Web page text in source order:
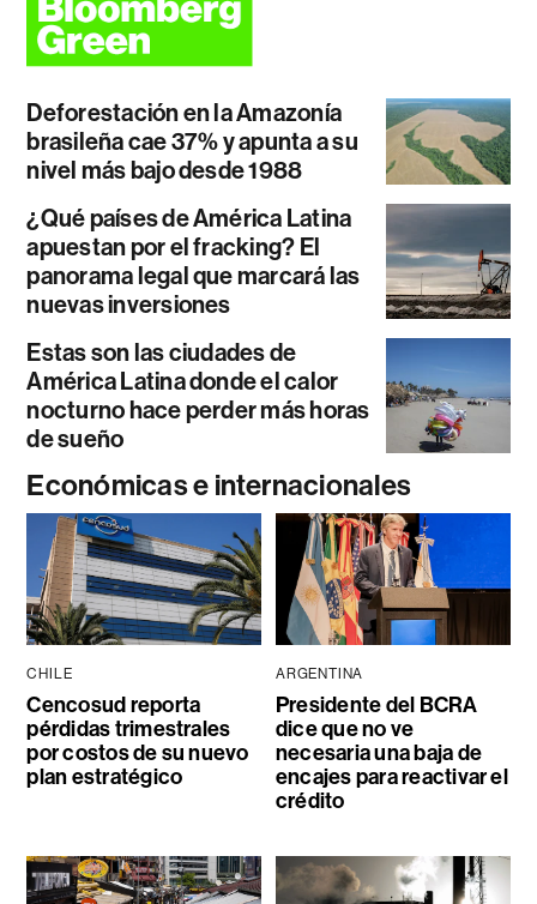
Deforestación en la Amazonía
brasileña cae 37% y apunta a su
nivel más bajo desde 1988
¿Qué países de América Latina
apuestan por el fracking? El
panorama legal que marcará las
nuevas inversiones
Estas son las ciudades de
América Latina donde el calor
nocturno hace perder más horas
de sueño
Económicas e internacionales
CHILE
Cencosud reporta
pérdidas trimestrales
por costos de su nuevo
plan estratégico
ARGENTINA
Presidente del BCRA
dice que no ve
necesaria una baja de
encajes para reactivar el
crédito